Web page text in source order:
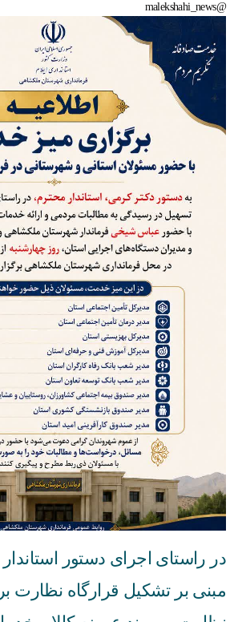
@malekshahi_news
در راستای اجرای دستور استاندار
مبنی بر تشکیل قرارگاه نظارت